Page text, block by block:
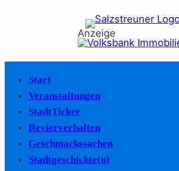
Anzeige
Start
Veranstaltungen
StadtTicker
Revierverhalten
Geschmackssachen
Stadtgeschichte(n)